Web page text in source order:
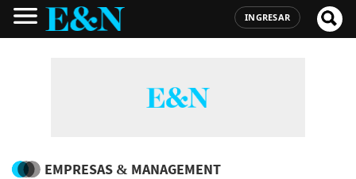
INGRESAR
EMPRESAS & MANAGEMENT